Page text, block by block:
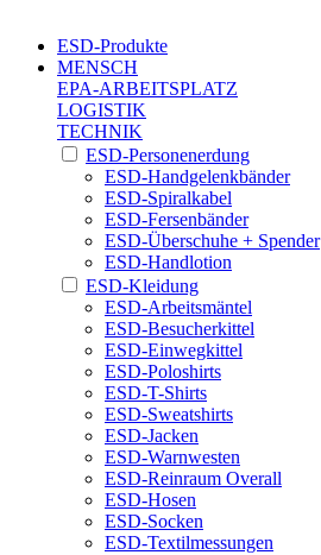
ESD-Produkte
MENSCH
EPA-ARBEITSPLATZ
LOGISTIK
TECHNIK
ESD-Personenerdung
ESD-Handgelenkbänder
ESD-Spiralkabel
ESD-Fersenbänder
ESD-Überschuhe + Spender
ESD-Handlotion
ESD-Kleidung
ESD-Arbeitsmäntel
ESD-Besucherkittel
ESD-Einwegkittel
ESD-Poloshirts
ESD-T-Shirts
ESD-Sweatshirts
ESD-Jacken
ESD-Warnwesten
ESD-Reinraum Overall
ESD-Hosen
ESD-Socken
ESD-Textilmessungen